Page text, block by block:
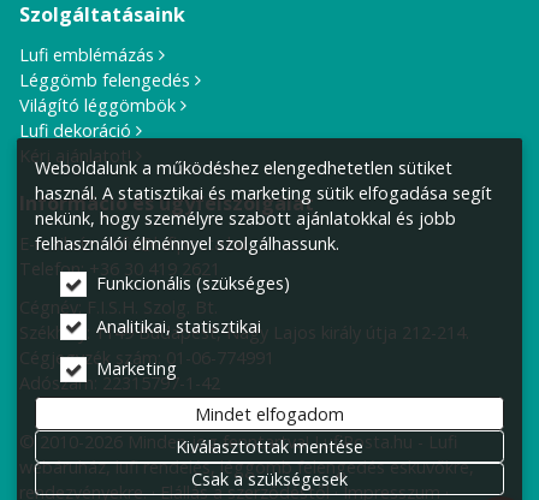
Szolgáltatásaink
Lufi emblémázás
Léggömb felengedés
Világító léggömbök
Lufi dekoráció
Kérj ajánlatot!
Információ és ügyfélszolgálat
E-mail cím:info@lufiposta.hu
Telefon:+36 30 419 2621
Cégnév: F.I.S.H. Szolg. Bt.
Székhely: 1149 Budapest, Nagy Lajos király útja 212-214.
Cégjegyzék szám: 01-06-774991
Adószám: 22315797-1-42
© 2010-2026 Minden jog fenntartva! LufiPosta.hu - Lufi
webáruház, lufi rendelés, léggömb felengedés esküvőkre,
rendezvényekre. Elállás a szerződéstől Impresszum
Weboldalunk a működéshez elengedhetetlen sütiket
használ. A statisztikai és marketing sütik elfogadása segít
nekünk, hogy személyre szabott ajánlatokkal és jobb
felhasználói élménnyel szolgálhassunk.
Funkcionális (szükséges)
Analitikai, statisztikai
Marketing
Mindet elfogadom
Kiválasztottak mentése
Csak a szükségesek